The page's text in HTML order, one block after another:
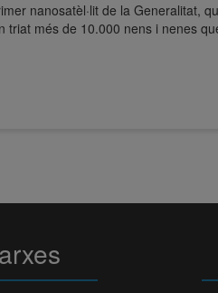
nanosatèl·lit de la Generalitat,
triat més de 10.000 nens i nenes